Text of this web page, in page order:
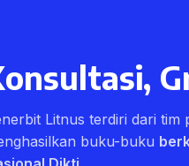
Litnus terdiri dari tim
buku-buku